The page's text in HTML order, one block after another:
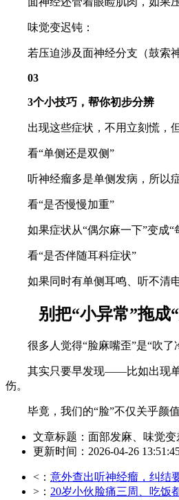
味觉变迟钝：
若压迫涉及面神经分支（鼓索神
03
3个小技巧，帮你初步分辨
出现这些症状，不用立刻慌，但
看“单侧还是双侧”
听神经瘤多是单侧发病，所以症
看“是否慢慢加重”
如果症状从“偶尔麻一下”变成“
看“是否伴随耳科症状”
如果同时有单侧耳鸣、听不清电
别把“小异常”拖成“
很多人觉得“脸麻嘴歪”是“吹了
其实只要早发现——比如出现单侧
伤。
毕竟，我们的“脸”不仅关乎颜值
文章标题：面部发麻、味觉变
更新时间：2026-04-26
<： 意外查出听神经瘤，纠结
>： 20岁小伙脸痛三周、吃饭